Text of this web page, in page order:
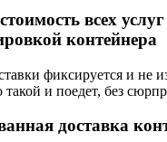
всех
контейнера
фиксируется и не
и поедет, без
доставка